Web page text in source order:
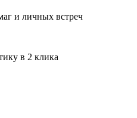
и личных встреч
в 2 клика